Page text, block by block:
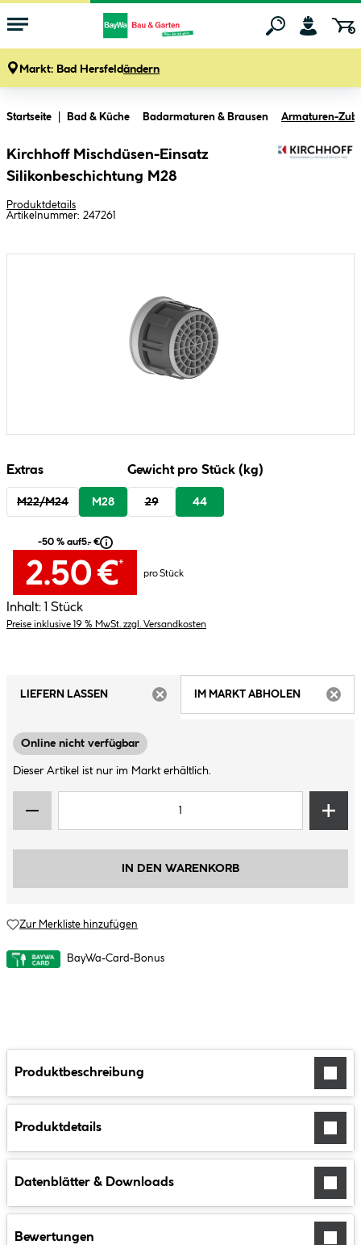
Markt: Bad Hersfeldändern
Startseite Bad & Küche Badarmaturen & Brausen Armaturen-
Kirchhoff Mischdüsen-Einsatz
Silikonbeschichtung M28
Produktdetails
Artikelnummer: 247261
Extras
M22/M24 M28
Gewicht pro Stück (kg)
29 44
-50 % auf5.- €
2.50 €*
pro Stück
Inhalt: 1 Stück
Preise inklusive 19 % MwSt. zzgl. Versandkosten
LIEFERN LASSEN
IM MARKT ABHOLEN
Online nicht verfügbar
Dieser Artikel ist nur im Markt erhältlich.
IN DEN WARENKORB
Zur Merkliste hinzufügen
BayWa-Card-Bonus
Produktbeschreibung
Produktdetails
Datenblätter & Downloads
Bewertungen